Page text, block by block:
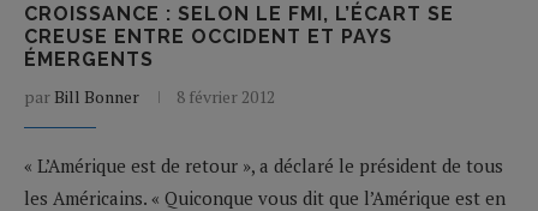
CROISSANCE : SELON LE FMI, L’ÉCART SE
CREUSE ENTRE OCCIDENT ET PAYS
ÉMERGENTS
par Bill Bonner 8 février 2012
« L’Amérique est de retour », a déclaré le président de tous
les Américains. « Quiconque vous dit que l’Amérique est en